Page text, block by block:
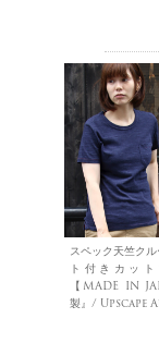
スペック天竺ク
ト付きカッ
【MADE IN
製』/ Upscape